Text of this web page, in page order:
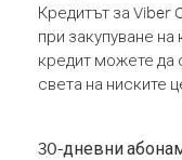
Кредитът за Viber
при закупуване
кредит можете да
света на ниските
30-дневни